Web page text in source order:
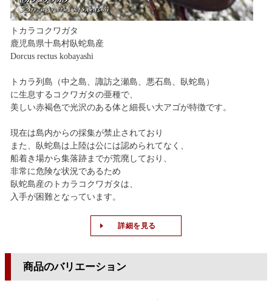
トカラコクワガタ
鹿児島県十島村臥蛇島産
Dorcus rectus kobayashi
トカラ列島（中之島、諏訪之瀬島、悪石島、臥蛇島）
に生息するコクワガタの亜種で、
美しい赤褐色で光沢のある体と細長い大アゴが特徴です。
現在は島内からの採集が禁止されており
また、臥蛇島は上陸は公には認められてなく、
船着き場から集落跡までが荒廃しており、
非常に危険な状況であるため
臥蛇島産のトカラコクワガタは、
入手が困難となっています。
詳細を見る
商品のバリエーション